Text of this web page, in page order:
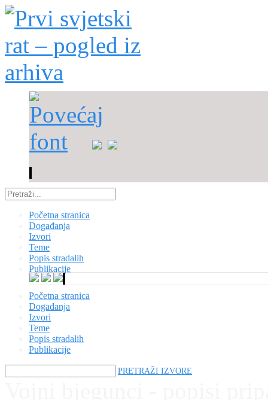
Početna stranica
Događanja
Izvori
Teme
Popis stradalih
Publikacije
Početna stranica
Događanja
Izvori
Teme
Popis stradalih
Publikacije
PRETRAŽI IZVORE